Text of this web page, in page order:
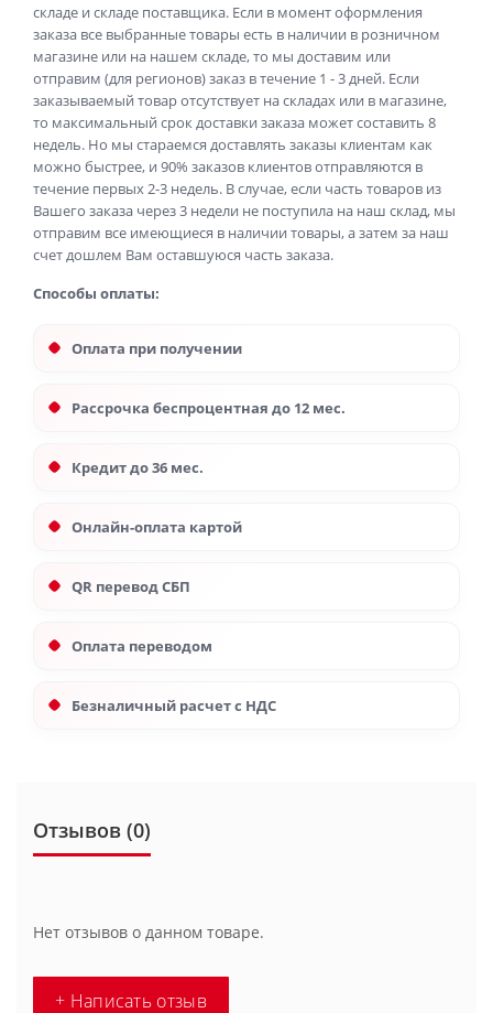
складе и складе поставщика. Если в момент оформления
заказа все выбранные товары есть в наличии в розничном
магазине или на нашем складе, то мы доставим или
отправим (для регионов) заказ в течение 1 - 3 дней. Если
заказываемый товар отсутствует на складах или в магазине,
то максимальный срок доставки заказа может составить 8
недель. Но мы стараемся доставлять заказы клиентам как
можно быстрее, и 90% заказов клиентов отправляются в
течение первых 2-3 недель. В случае, если часть товаров из
Вашего заказа через 3 недели не поступила на наш склад, мы
отправим все имеющиеся в наличии товары, а затем за наш
счет дошлем Вам оставшуюся часть заказа.
Способы оплаты:
Оплата при получении
Рассрочка беспроцентная до 12 мес.
Кредит до 36 мес.
Онлайн-оплата картой
QR перевод СБП
Оплата переводом
Безналичный расчет с НДС
Отзывов (0)
Нет отзывов о данном товаре.
+ Написать отзыв